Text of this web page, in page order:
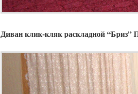
Диван клик-кляк раскладной “Бриз”